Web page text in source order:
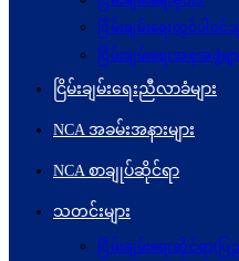
ငြိမ်းချမ်းရေးတွင်ပါဝ
ငြိမ်းချမ်းရေးအစုအဖွဲ့မ
ငြိမ်းချမ်းရေးညီလာခံများ
NCA အခမ်းအနားများ
NCA စာချုပ်ဆိုင်ရာ
သတင်းများ
ငြိမ်းချမ်းရေးဆိုင်ရာ(ပ